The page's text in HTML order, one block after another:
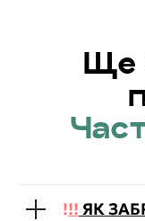
Ще
!!! ЯК